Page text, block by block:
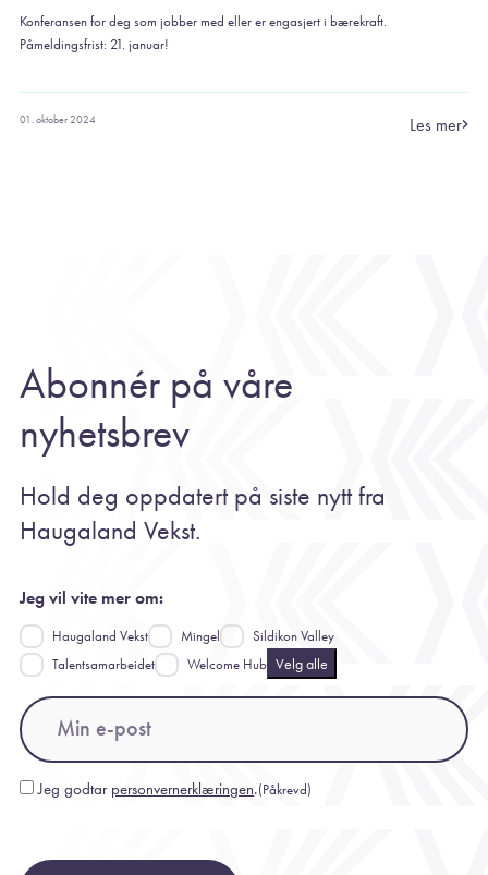
Konferansen for deg som jobber med eller er engasjert i bærekraft.
Påmeldingsfrist: 21. januar!
01. oktober 2024 Les mer
Abonnér på våre
nyhetsbrev
Hold deg oppdatert på siste nytt fra
Haugaland Vekst.
Jeg vil vite mer om:
Haugaland Vekst Mingel
Sildikon Valley
Talentsamarbeidet
Welcome Hub Velg alle
Email
Consent(Påkrevd)
Jeg godtar personvernerklæringen.(Påkrevd)